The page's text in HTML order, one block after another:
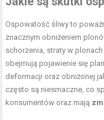
Ospowatość śliwy to
znacznym obniżeniem
schorzenia, straty w
obejmują pojawienie się
deformacji oraz obniżonej
często są niesmaczne, co
konsumentów oraz mają